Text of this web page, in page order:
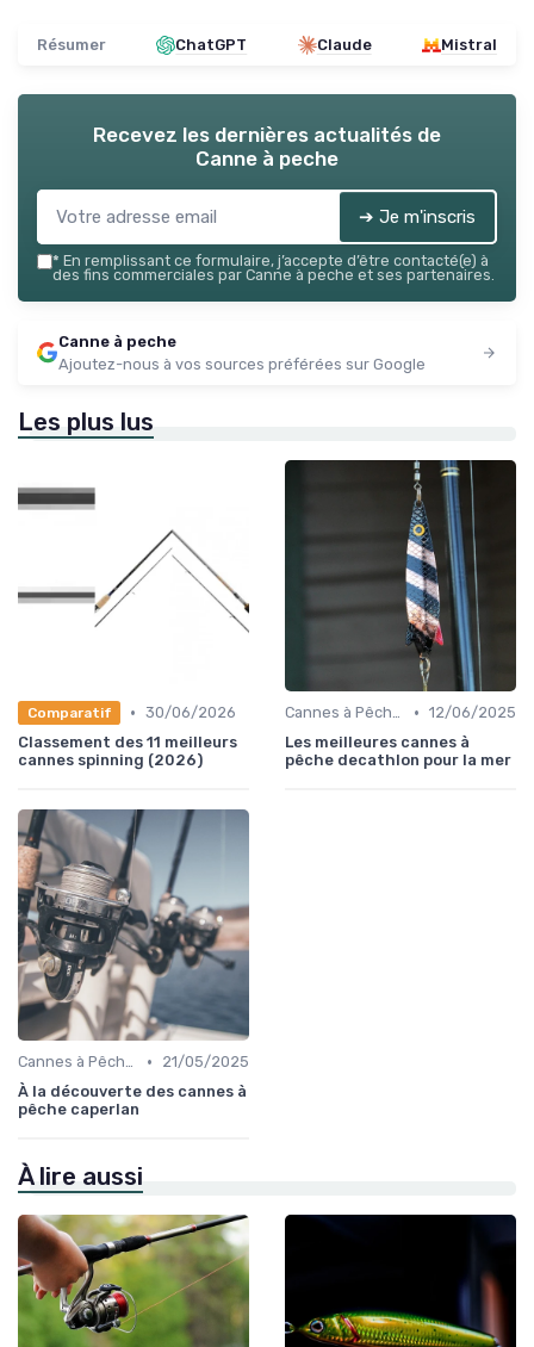
Résumer ChatGPT Claude Mistral
Recevez les dernières actualités de
Canne à peche
➔ Je m'inscris
* En remplissant ce formulaire, j’accepte d’être contacté(e) à
des fins commerciales par Canne à peche et ses partenaires.
Canne à peche
Ajoutez-nous à vos sources préférées sur Google
Les plus lus
Comparatif • 30/06/2026
Classement des 11 meilleurs
cannes spinning (2026)
Cannes à Pêche en Mer • 12/06/2025
Les meilleures cannes à
pêche decathlon pour la mer
Cannes à Pêche en Eau Douce •
21/05/2025
À la découverte des cannes à
pêche caperlan
À lire aussi